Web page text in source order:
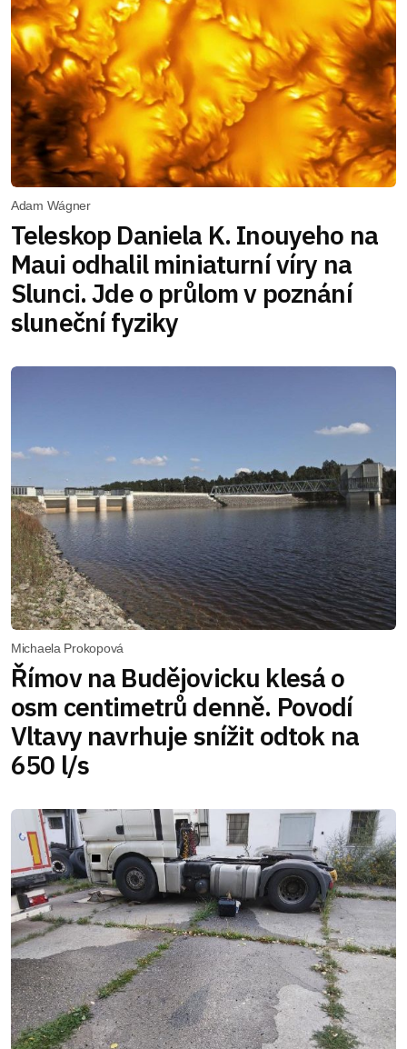
Adam Wágner
Teleskop Daniela K. Inouyeho na
Maui odhalil miniaturní víry na
Slunci. Jde o průlom v poznání
sluneční fyziky
Michaela Prokopová
Římov na Budějovicku klesá o
osm centimetrů denně. Povodí
Vltavy navrhuje snížit odtok na
650 l/s